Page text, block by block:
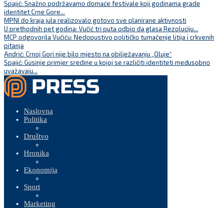
Spajić: Snažno podržavamo domaće festivale koji godinama grade
identitet Crne Gore...
MPNI do kraja jula realizovalo gotovo sve planirane aktivnosti
U prethodnih pet godina: Vučić tri puta odbio da glasa Rezoluciju...
MCP odgovorila Vučiću: Nedopustivo političko tumačenje litija i crkvenih
pitanja
Andrić: Crnoj Gori nije bilo mjesto na obilježavanju „Oluje“
Spajić: Gusinje primjer sredine u kojoj se različiti identiteti međusobno
uvažavaju...
Naslovna
Politika
Društvo
Hronika
Ekonomija
Sport
Marketing